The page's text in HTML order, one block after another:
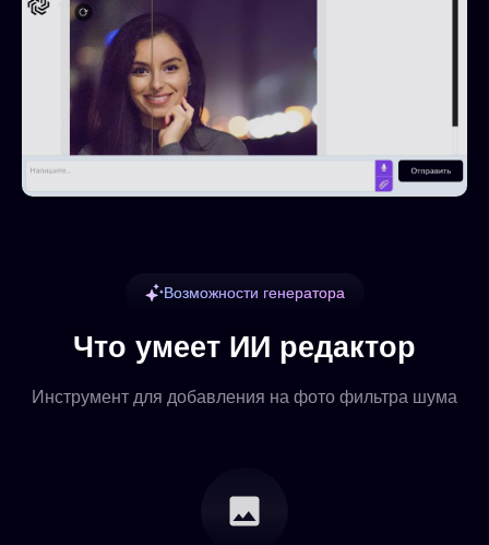
Возможности генератора
Что умеет ИИ редактор
Инструмент для добавления на фото фильтра шума